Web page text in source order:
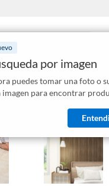
por imagen
puedes tomar una foto o
imagen para encontrar